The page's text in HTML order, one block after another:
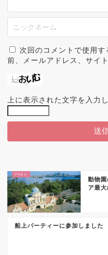
次回のコメントで使用
前、メールアドレス、サイ
上に表示された文字を入力
動物
ア最
船上パーティーに参加しました